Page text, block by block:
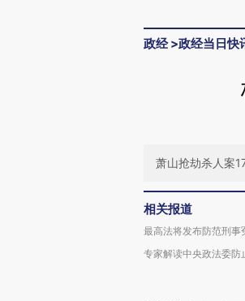
政经>政经当日快
萧山抢劫杀人案
相关报道
最高法将发布防范刑事
专家解读中央政法委防